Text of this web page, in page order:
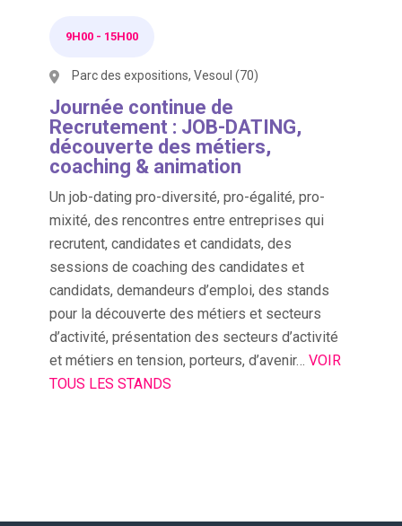
9H00 - 15H00
Parc des expositions, Vesoul (70)
Journée continue de
Recrutement : JOB-DATING,
découverte des métiers,
coaching & animation
Un job-dating pro-diversité, pro-égalité, pro-
mixité, des rencontres entre entreprises qui
recrutent, candidates et candidats, des
sessions de coaching des candidates et
candidats, demandeurs d’emploi, des stands
pour la découverte des métiers et secteurs
d’activité, présentation des secteurs d’activité
et métiers en tension, porteurs, d’avenir… VOIR
TOUS LES STANDS